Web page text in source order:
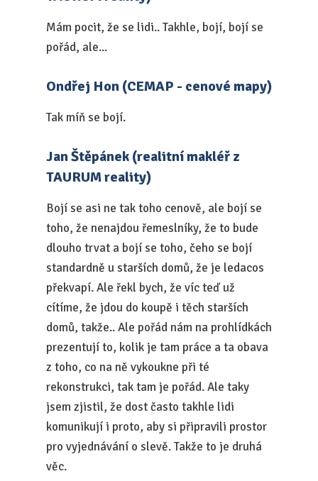
Mám pocit, že se lidi.. Takhle, bojí, bojí se
pořád, ale...
Ondřej Hon (CEMAP - cenové mapy)
Tak míň se bojí.
Jan Štěpánek (realitní makléř z
TAURUM reality)
Bojí se asi ne tak toho cenově, ale bojí se
toho, že nenajdou řemeslníky, že to bude
dlouho trvat a bojí se toho, čeho se bojí
standardně u starších domů, že je ledacos
překvapí. Ale řekl bych, že víc teď už
cítíme, že jdou do koupě i těch starších
domů, takže.. Ale pořád nám na prohlídkách
prezentují to, kolik je tam práce a ta obava
z toho, co na ně vykoukne při té
rekonstrukci, tak tam je pořád. Ale taky
jsem zjistil, že dost často takhle lidi
komunikují i proto, aby si připravili prostor
pro vyjednávání o slevě. Takže to je druhá
věc.